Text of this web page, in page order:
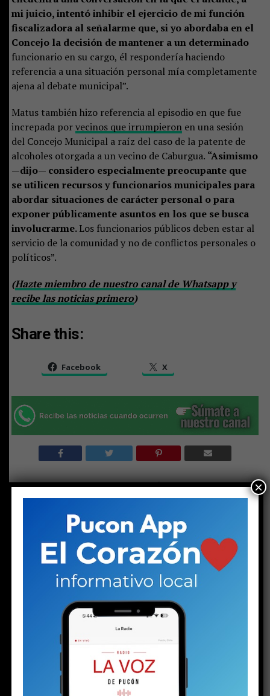
mi juicio, intentó inhibir el ejercicio de mi función
fiscalizadora al señalarme que, si yo abordaba en el
Concejo la decisión de mantener a un determinado
funcionario en su cargo, él respondería haciendo
referencia a una situación personal mía completamente
ajena al debate municipal”.
Matus también hizo referencia al episodio en que fue
increpada porvecinos que irrumpieronen una sesión
del Concejo Municipal a raíz del caso de la patente de
alcoholes otorgada a un vecino de Caburgua. “Asimismo
—dijo— considero especialmente preocupante que
se utilicen recursos y funcionarios municipales para
abordar situaciones de carácter personal o para
exponer públicamente asuntos en los que se busca
involucrarme.Los funcionarios públicos deben estar al
servicio de la comunidad y no de conflictos personales o
políticos”.
(Hazte miembro de nuestro canal de Whatsapp y
recibe las noticias primero)
Share this:
Facebook X
RELATED TOPICS: DESTACADO POLÍTICA
PUCON
Concejales cuestionan al alcalde por marginarlos de la
visita presidencial de Kast: “Es impresentable”
ESTO PODRÍA GUSTARTE
Solo a los 16: la vida del joven detenido con
un arma y drogas en la investigación por la
riña escolar
Plan de Descontaminación del Lago Villarrica
sería publicado la próxima semana o en los
×